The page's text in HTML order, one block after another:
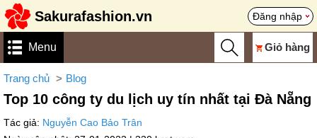
Sakurafashion.vn Đăng nhập
Menu Giỏ hàng
Trang chủ Blog
Top 10 công ty du lịch uy tín nhất tại Đà Nẵng
Tác giả: Nguyễn Cao Bảo Trân